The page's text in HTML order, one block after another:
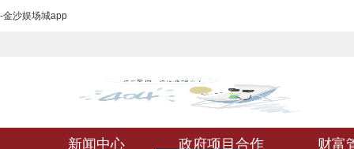
-金沙娱场城app
新闻中心 政府项目合作 财富